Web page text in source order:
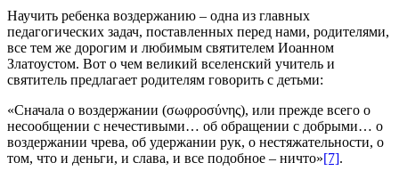
Научить ребенка воздержанию – одна из главных
педагогических задач, поставленных перед нами, родителями,
все тем же дорогим и любимым святителем Иоанном
Златоустом. Вот о чем великий вселенский учитель и
святитель предлагает родителям говорить с детьми:
«Сначала о воздержании (σωφροσύνης), или прежде всего о
несообщении с нечестивыми… об обращении с добрыми… о
воздержании чрева, об удержании рук, о нестяжательности, о
том, что и деньги, и слава, и все подобное – ничто»[7].